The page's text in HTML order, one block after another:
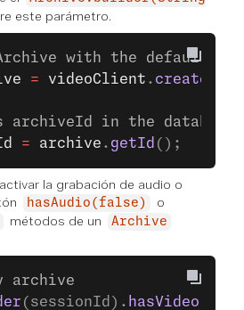
este parámetro.
with the default
= videoClient .
in the
= archive . getId ();
la grabación de audio o
hasAudio(false) o
métodos de un Archive
archive
(sessionId). hasVideo